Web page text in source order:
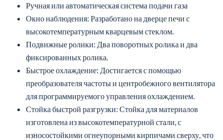
Ручная или автоматическая система подачи газа
Окно наблюдения: Разработано на дверце печи с
высокотемпературным кварцевым стеклом.
Подвижные ролики: Два поворотных ролика и два
фиксированных ролика.
Быстрое охлаждение: Достигается с помощью
преобразователя частоты и центробежного вентилятора
для программируемого управления охлаждением.
Стойка быстрой разгрузки: Стойка для материалов
изготовлена из высокотемпературной стали, с
износостойкими огнеупорными кирпичами сверху, что